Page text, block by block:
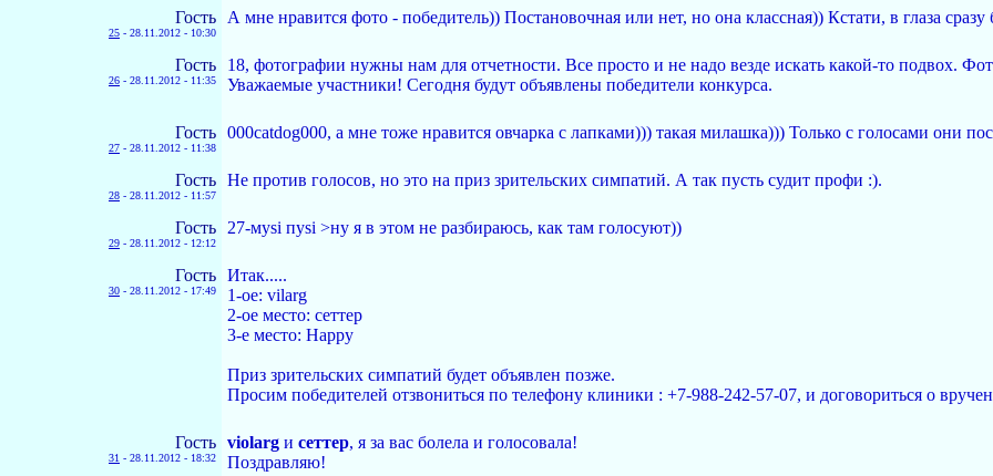
Гость
25 - 28.11.2012 - 10:30
А мне нравится фото - победитель)) Постановочная или нет, но она классная)) Кстати, в глаза сразу
Гость
26 - 28.11.2012 - 11:35
18, фотографии нужны нам для отчетности. Все просто и не надо везде искать какой-то подвох.
Уважаемые участники! Сегодня будут объявлены победители конкурса.
Гость
27 - 28.11.2012 - 11:38
000catdog000, а мне тоже нравится овчарка с лапками))) такая милашка))) Только с голосами они
Гость
28 - 28.11.2012 - 11:57
Не против голосов, но это на приз зрительских симпатий. А так пусть судит профи :).
Гость
29 - 28.11.2012 - 12:12
27-муsi пуsi >ну я в этом не разбираюсь, как там голосуют))
Гость
30 - 28.11.2012 - 17:49
Итак.....
1-ое: vilarg
2-ое место: сеттер
3-е место: Happy
Приз зрительских симпатий будет объявлен позже.
Просим победителей отзвониться по телефону клиники : +7-988-242-57-07, и договориться о
Гость
31 - 28.11.2012 - 18:32
violarg и сеттер, я за вас болела и голосовала!
Поздравляю!